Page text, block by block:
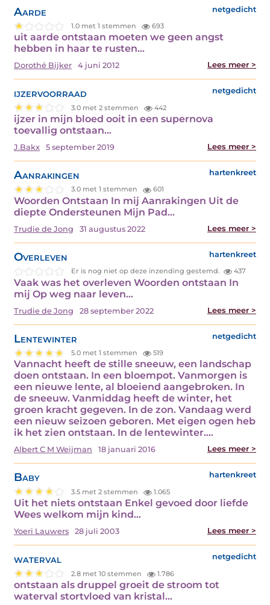
Aarde netgedicht
1.0 met 1 stemmen 693
uit aarde ontstaan moeten we geen angst
hebben in haar te rusten…
Dorothé Bijker 4 juni 2012 Lees meer >
ijzervoorraad netgedicht
3.0 met 2 stemmen 442
ijzer in mijn bloed ooit in een supernova
toevallig ontstaan…
J.Bakx 5 september 2019 Lees meer >
Aanrakingen hartenkreet
3.0 met 1 stemmen 601
Woorden Ontstaan In mij Aanrakingen Uit de
diepte Ondersteunen Mijn Pad…
Trudie de Jong 31 augustus 2022 Lees meer >
Overleven hartenkreet
Er is nog niet op deze inzending gestemd. 437
Vaak was het overleven Woorden ontstaan In
mij Op weg naar leven…
Trudie de Jong 28 september 2022 Lees meer >
Lentewinter netgedicht
5.0 met 1 stemmen 519
Vannacht heeft de stille sneeuw, een landschap
doen ontstaan. In een bloempot. Vanmorgen is
een nieuwe lente, al bloeiend aangebroken. In
de sneeuw. Vanmiddag heeft de winter, het
groen kracht gegeven. In de zon. Vandaag werd
een nieuw seizoen geboren. Met eigen ogen heb
ik het zien ontstaan. In de lentewinter.…
Albert C M Weijman 18 januari 2016 Lees meer >
Baby hartenkreet
3.5 met 2 stemmen 1.065
Uit het niets ontstaan Enkel gevoed door liefde
Wees welkom mijn kind…
Yoeri Lauwers 28 juli 2003 Lees meer >
waterval netgedicht
2.8 met 10 stemmen 1.786
ontstaan als druppel groeit de stroom tot
waterval stortvloed van kristal…